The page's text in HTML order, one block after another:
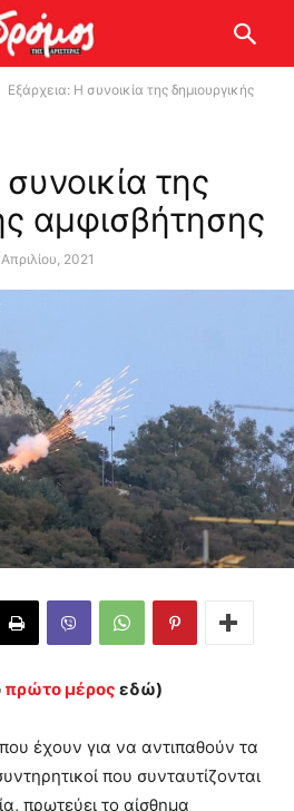
Εξάρχεια: Η συνοικία της δημιουργικής
της
αμφισβήτησης
Απριλίου, 2021
πρώτο μέρος εδώ)
έχουν για να αντιπαθούν τα
που συνταυτίζονται
πρωτεύει το αίσθημα